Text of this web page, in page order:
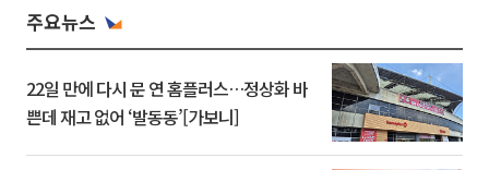
주요뉴스
22일 만에 다시 문 연 홈플러스…정상화 바
쁜데 재고 없어 ‘발동동’[가보니]